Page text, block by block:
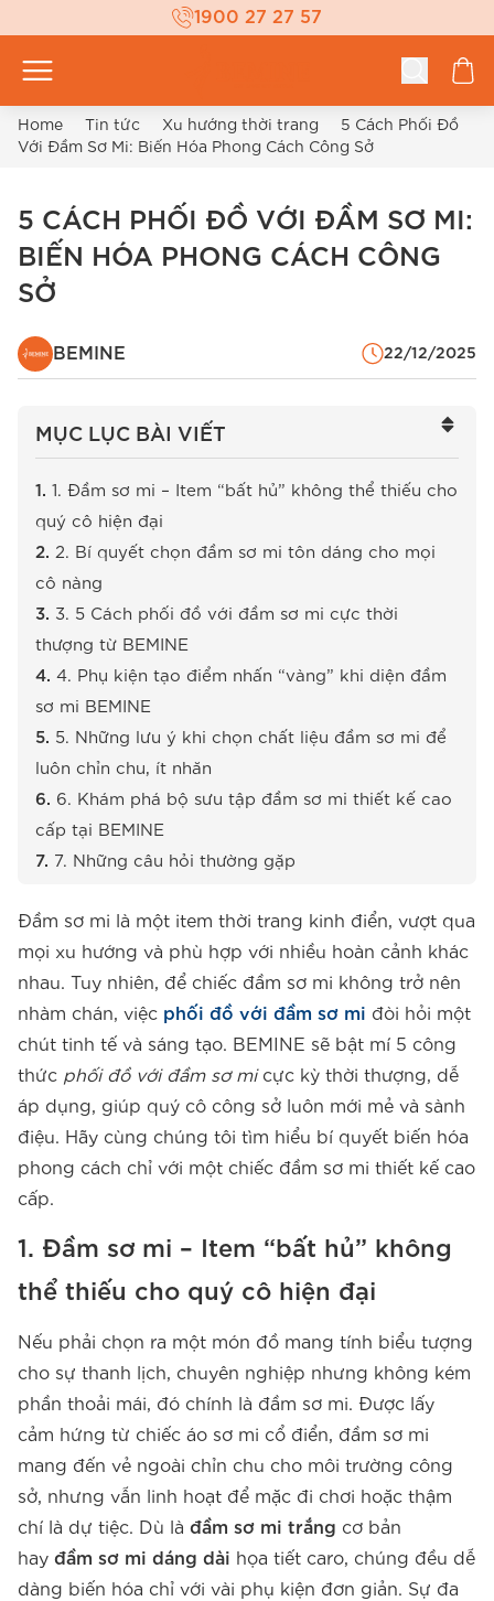
1900 27 27 57
Home Tin tức Xu hướng thời trang
5 Cách Phối Đồ
Với Đầm Sơ Mi: Biến Hóa Phong Cách Công Sở
5 CÁCH PHỐI ĐỒ VỚI ĐẦM SƠ MI:
BIẾN HÓA PHONG CÁCH CÔNG
SỞ
BEMINE 22/12/2025
MỤC LỤC BÀI VIẾT
1. Đầm sơ mi – Item “bất hủ” không thể thiếu cho
quý cô hiện đại
2. Bí quyết chọn đầm sơ mi tôn dáng cho mọi
cô nàng
3. 5 Cách phối đồ với đầm sơ mi cực thời
thượng từ BEMINE
4. Phụ kiện tạo điểm nhấn “vàng” khi diện đầm
sơ mi BEMINE
5. Những lưu ý khi chọn chất liệu đầm sơ mi để
luôn chỉn chu, ít nhăn
6. Khám phá bộ sưu tập đầm sơ mi thiết kế cao
cấp tại BEMINE
7. Những câu hỏi thường gặp
Đầm sơ mi là một item thời trang kinh điển, vượt qua
mọi xu hướng và phù hợp với nhiều hoàn cảnh khác
nhau. Tuy nhiên, để chiếc đầm sơ mi không trở nên
nhàm chán, việc phối đồ với đầm sơ mi đòi hỏi một
chút tinh tế và sáng tạo. BEMINE sẽ bật mí 5 công
thức phối đồ với đầm sơ micực kỳ thời thượng, dễ
áp dụng, giúp quý cô công sở luôn mới mẻ và sành
điệu. Hãy cùng chúng tôi tìm hiểu bí quyết biến hóa
phong cách chỉ với một chiếc đầm sơ mi thiết kế cao
cấp.
1. Đầm sơ mi – Item “bất hủ” không
thể thiếu cho quý cô hiện đại
Nếu phải chọn ra một món đồ mang tính biểu tượng
cho sự thanh lịch, chuyên nghiệp nhưng không kém
phần thoải mái, đó chính là đầm sơ mi. Được lấy
cảm hứng từ chiếc áo sơ mi cổ điển, đầm sơ mi
mang đến vẻ ngoài chỉn chu cho môi trường công
sở, nhưng vẫn linh hoạt để mặc đi chơi hoặc thậm
chí là dự tiệc. Dù là đầm sơ mi trắng cơ bản
hay đầm sơ mi dáng dài họa tiết caro, chúng đều dễ
dàng biến hóa chỉ với vài phụ kiện đơn giản. Sự đa